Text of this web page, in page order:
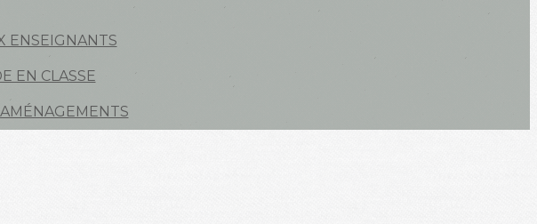
ENSEIGNANTS
EN CLASSE